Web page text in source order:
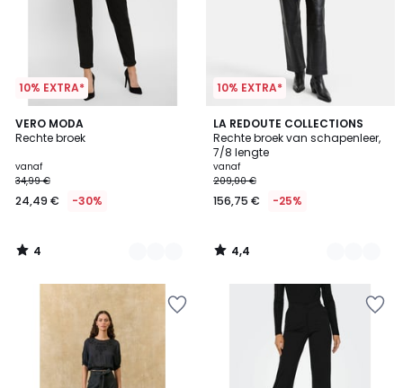
10% EXTRA*
VERO MODA
Rechte broek
vanaf
34,99 €
24,49 € -30%
4
/
2
Kleuren
4
/
10% EXTRA*
LA REDOUTE COLLECTIONS
Rechte broek van schapenleer,
7/8 lengte
vanaf
209,00 €
156,75 € -25%
4,4
/ 5
2
Kleuren
4,4
/